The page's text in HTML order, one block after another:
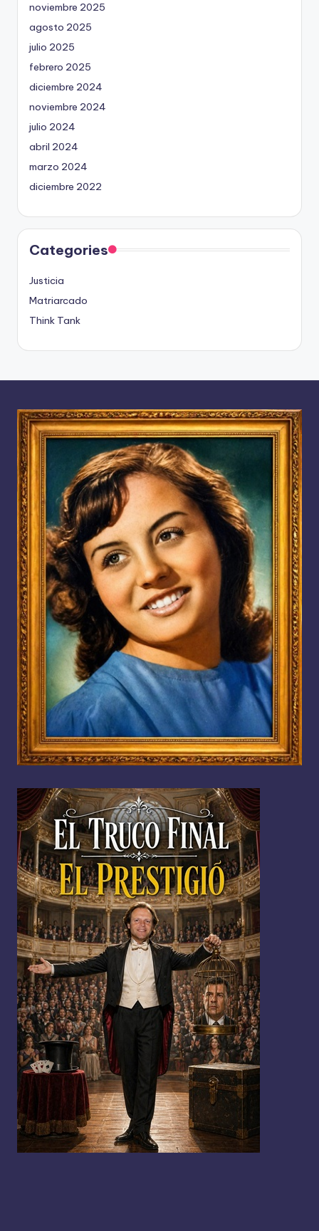
noviembre 2025
agosto 2025
julio 2025
febrero 2025
diciembre 2024
noviembre 2024
julio 2024
abril 2024
marzo 2024
diciembre 2022
Categories
Justicia
Matriarcado
Think Tank